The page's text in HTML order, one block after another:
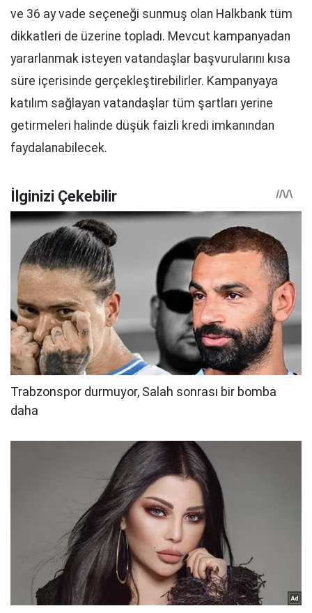
ve 36 ay vade seçeneği sunmuş olan Halkbank tüm
dikkatleri de üzerine topladı. Mevcut kampanyadan
yararlanmak isteyen vatandaşlar başvurularını kısa
süre içerisinde gerçekleştirebilirler. Kampanyaya
katılım sağlayan vatandaşlar tüm şartları yerine
getirmeleri halinde düşük faizli kredi imkanından
faydalanabilecek.